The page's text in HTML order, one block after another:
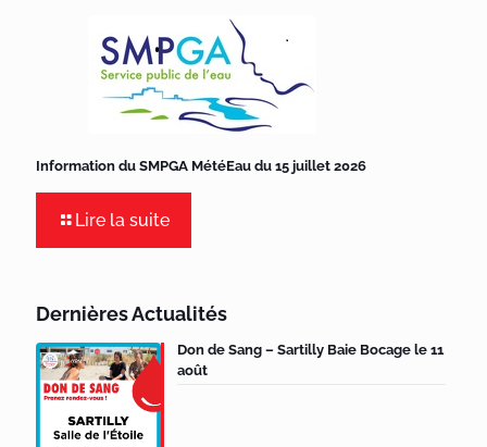
Information du SMPGA MétéEau du 15 juillet 2026
Lire la suite
Dernières Actualités
Don de Sang – Sartilly Baie Bocage le 11
août